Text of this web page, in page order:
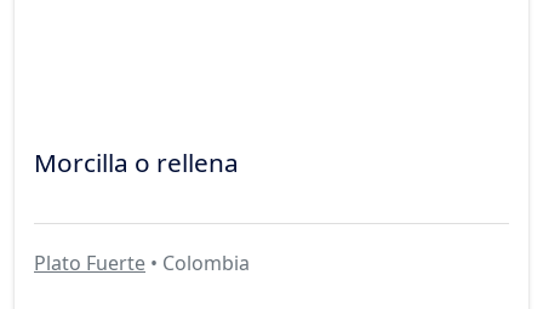
Morcilla o rellena
Plato Fuerte • Colombia